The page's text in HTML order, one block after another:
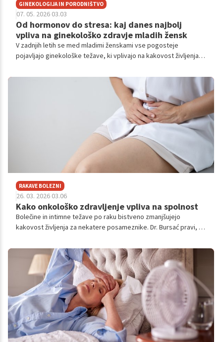
GINEKOLOGIJA IN PORODNIŠTVO
07. 05. 2026 03.03
Od hormonov do stresa: kaj danes najbolj
vpliva na ginekološko zdravje mladih žensk
V zadnjih letih se med mladimi ženskami vse pogosteje
pojavljajo ginekološke težave, ki vplivajo na kakovost življenja,
spremenila tudi družbena percepcija teh tem: o njih se več
govori, ženske hitreje poiščejo pomoč, medicina pa razpolaga z
naprednejšimi diagnostičnimi orodji kot kadarkoli prej. Da bi
bolje razumeli, kaj se dogaja v klinični praksi, kje so največji
izzivi in kako pomembna je preventiva, sem se pogovarjala s
predstojnikom Ginekološkoporodniškega oddelka Splošne
bolnišnice Celje, asist. mag. Jakobom Korenom, dr. med.,
specialistom ginekologije in porodništva.
RAKAVE BOLEZNI
26. 03. 2026 03.06
Kako onkološko zdravljenje vpliva na spolnost
Bolečine in intimne težave po raku bistveno zmanjšujejo
kakovost življenja za nekatere posameznike. Dr. Bursać pravi, da
potrebam bolnic.